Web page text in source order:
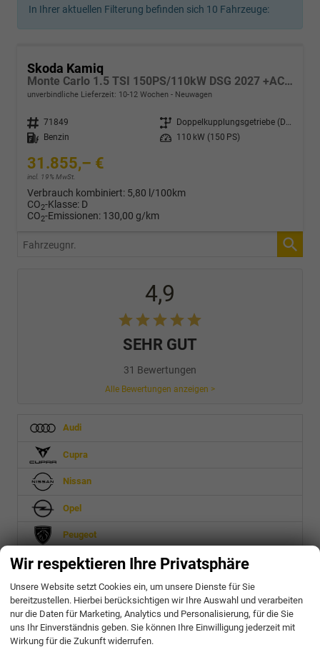
In Ihrer aktuellen Filterung befinden sich 10 Fahrzeuge:
Skoda Kamiq
Monte Carlo 1.5 TSI 150PS/110kW DSG 2027 +ACC +PANO +MATRIX +17" ALU
unverbindliche Lieferzeit: 10-12 Wochen Neuwagen
Fahrzeugnr. 71849 Getriebe
Doppelkupplungsgetriebe (DSG)
Kraftstoff
Benzin Leistung 110 kW (150 PS)
31.855,– €
incl. 19% MwSt.
Verbrauch kombiniert: 5,80 l/100km
CO2-Klasse: D
CO2-Emissionen: 130,00 g/km
Fahrzeugnr.
4,9
SEHR GUT
31 Bewertungen
Alle Bewertungen anzeigen >
Audi
Cupra
Nissan
Opel
Peugeot
Seat
Skoda
Kamiq
Wir respektieren Ihre Privatsphäre
Unsere Website setzt Cookies ein, um unsere Dienste für Sie
bereitzustellen. Hierbei berücksichtigen wir Ihre Auswahl und verarbeiten
nur die Daten für Marketing, Analytics und Personalisierung, für die Sie
uns Ihr Einverständnis geben. Sie können Ihre Einwilligung jederzeit mit
Wirkung für die Zukunft widerrufen.